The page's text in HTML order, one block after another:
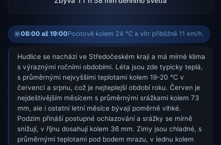
08:00 až 19:00Pocitově kolem 24 °C a vítr přibližně 11 km/h.
Hudlice se nachází ve Středočeském kraji a má mírné klima
s výraznými ročními obdobími. Léta jsou zde typicky teplá,
s průměrnými nejvyššími teplotami kolem 19-20 °C v
červenci a srpnu, což je nejteplejší období roku. Červen je
nejdeštivějším měsícem s průměrnými srážkami kolem 73
mm, ale i ostatní letní měsíce bývají poměrně vlhké.
Podzim přináší postupné ochlazování a srážky se mírně
snižují, v říjnu dosahují kolem 36 mm. Zimy jsou chladné, s
průměrnými teplotami pod bodem mrazu, v lednu kolem